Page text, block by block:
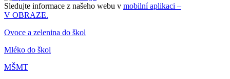
Sledujte informace z našeho webu v mobilní aplikaci –
V OBRAZE.
Ovoce a zelenina do škol
Mléko do škol
MŠMT